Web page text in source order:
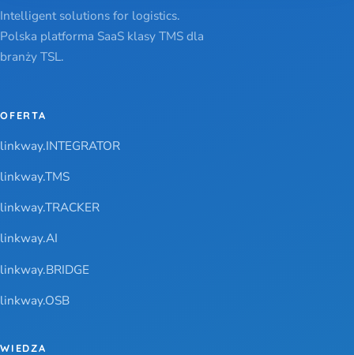
Intelligent solutions for logistics.
Polska platforma SaaS klasy TMS dla
branży TSL.
OFERTA
linkway.INTEGRATOR
linkway.TMS
linkway.TRACKER
linkway.AI
linkway.BRIDGE
linkway.OSB
WIEDZA